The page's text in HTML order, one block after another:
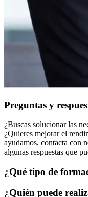
Preguntas y
¿Buscas solucionar las
¿Quieres mejorar el
ayudamos, contacta con
algunas respuestas que
¿Qué tipo de
¿Quién puede